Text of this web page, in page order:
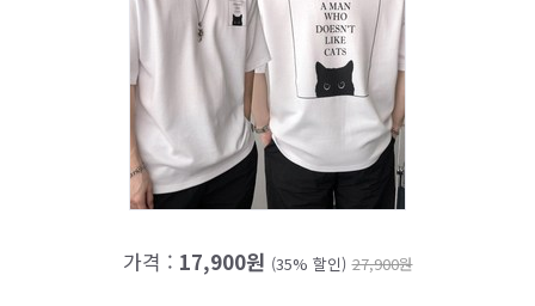
가격 : 17,900원 (35% 할인) 27,900원